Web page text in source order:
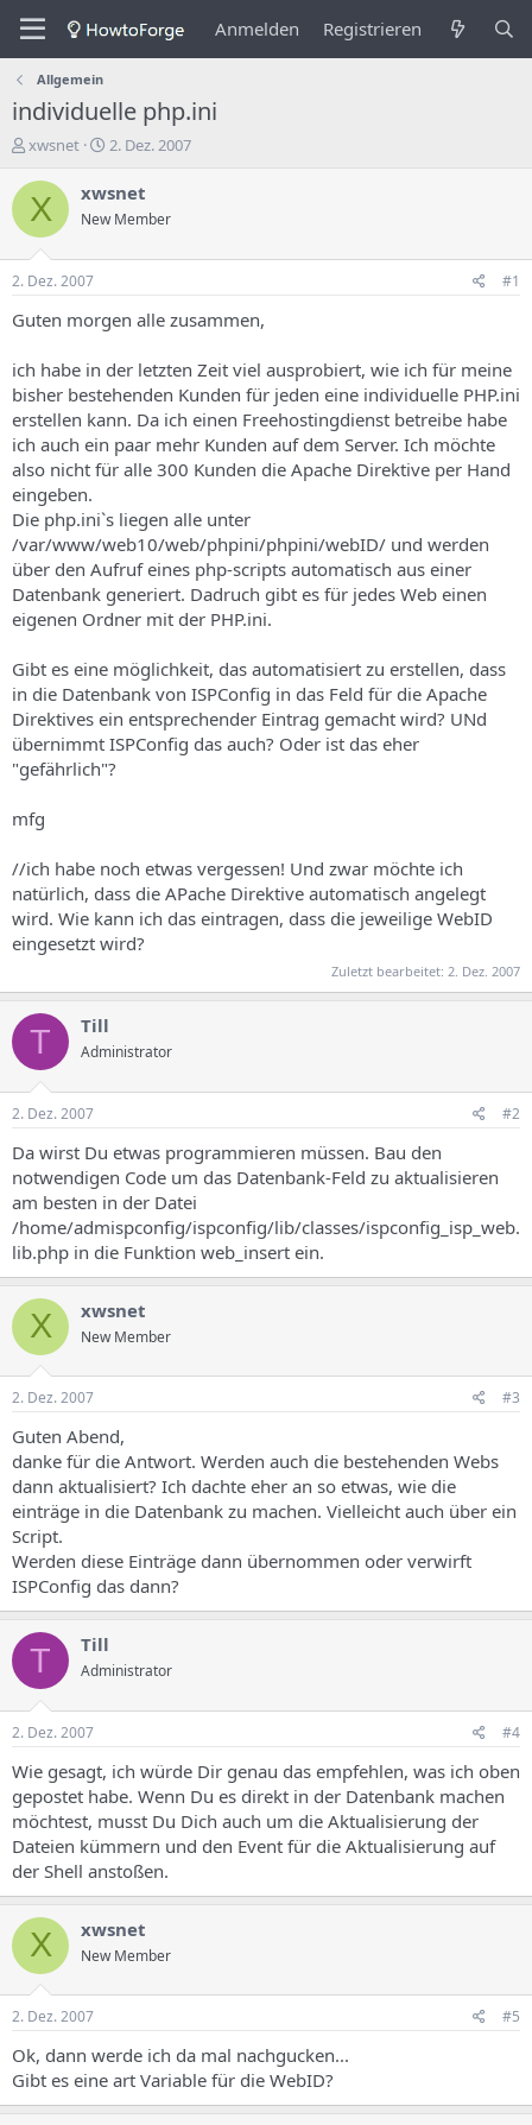
Anmelden Registrieren
Allgemein
individuelle php.ini
E
s
e
l
e
r
s
T
h
e
m
s
xwsnet
E
s
e
n
g
d
a
t
u
m
2. Dez. 2007
X xwsnet
New Member
2. Dez. 2007 #1
Guten morgen alle zusammen,
ich habe in der letzten Zeit viel ausprobiert, wie ich für meine
bisher bestehenden Kunden für jeden eine individuelle PHP.ini
erstellen kann. Da ich einen Freehostingdienst betreibe habe
ich auch ein paar mehr Kunden auf dem Server. Ich möchte
also nicht für alle 300 Kunden die Apache Direktive per Hand
eingeben.
Die php.ini`s liegen alle unter
/var/www/web10/web/phpini/phpini/webID/ und werden
über den Aufruf eines php-scripts automatisch aus einer
Datenbank generiert. Dadruch gibt es für jedes Web einen
eigenen Ordner mit der PHP.ini.
Gibt es eine möglichkeit, das automatisiert zu erstellen, dass
in die Datenbank von ISPConfig in das Feld für die Apache
Direktives ein entsprechender Eintrag gemacht wird? UNd
übernimmt ISPConfig das auch? Oder ist das eher
"gefährlich"?
mfg
//ich habe noch etwas vergessen! Und zwar möchte ich
natürlich, dass die APache Direktive automatisch angelegt
wird. Wie kann ich das eintragen, dass die jeweilige WebID
eingesetzt wird?
Zuletzt bearbeitet: 2. Dez. 2007
T Till
Administrator
2. Dez. 2007 #2
Da wirst Du etwas programmieren müssen. Bau den
notwendigen Code um das Datenbank-Feld zu aktualisieren
am besten in der Datei
/home/admispconfig/ispconfig/lib/classes/ispconfig_isp_web.
lib.php in die Funktion web_insert ein.
X xwsnet
New Member
2. Dez. 2007 #3
Guten Abend,
danke für die Antwort. Werden auch die bestehenden Webs
dann aktualisiert? Ich dachte eher an so etwas, wie die
einträge in die Datenbank zu machen. Vielleicht auch über ein
Script.
Werden diese Einträge dann übernommen oder verwirft
ISPConfig das dann?
T Till
Administrator
2. Dez. 2007 #4
Wie gesagt, ich würde Dir genau das empfehlen, was ich oben
gepostet habe. Wenn Du es direkt in der Datenbank machen
möchtest, musst Du Dich auch um die Aktualisierung der
Dateien kümmern und den Event für die Aktualisierung auf
der Shell anstoßen.
X xwsnet
New Member
2. Dez. 2007 #5
Ok, dann werde ich da mal nachgucken...
Gibt es eine art Variable für die WebID?